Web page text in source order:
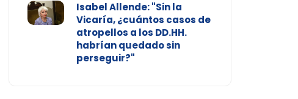
Isabel Allende: "Sin la
Vicaría, ¿cuántos casos de
atropellos a los DD.HH.
habrían quedado sin
perseguir?"